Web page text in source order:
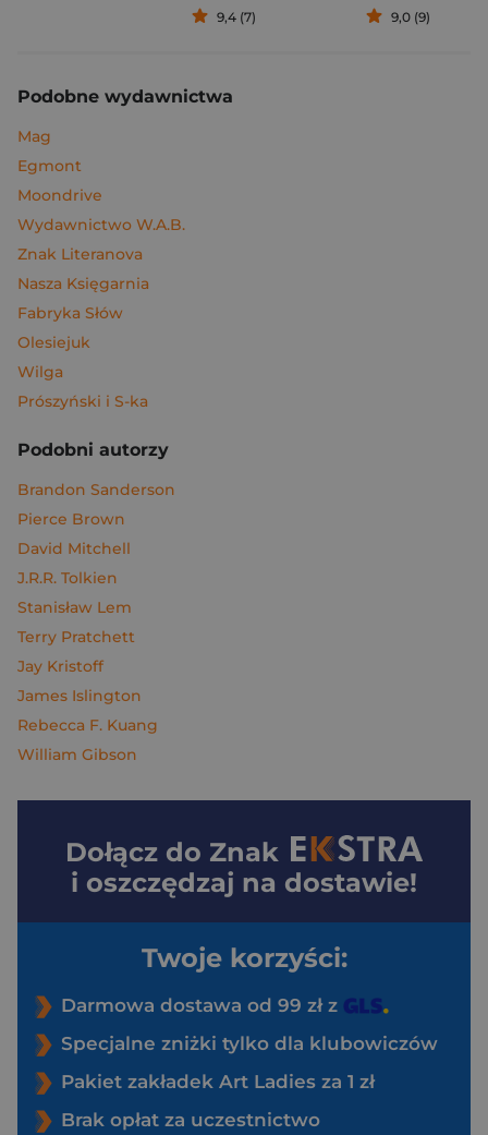
9,4 (7) 9,0 (9)
Podobne wydawnictwa
Mag
Egmont
Moondrive
Wydawnictwo W.A.B.
Znak Literanova
Nasza Księgarnia
Fabryka Słów
Olesiejuk
Wilga
Prószyński i S-ka
Podobni autorzy
Brandon Sanderson
Pierce Brown
David Mitchell
J.R.R. Tolkien
Stanisław Lem
Terry Pratchett
Jay Kristoff
James Islington
Rebecca F. Kuang
William Gibson
Dołącz do Znak
i oszczędzaj na dostawie!
Twoje korzyści:
Darmowa dostawa od 99 zł z
Specjalne zniżki tylko dla klubowiczów
Pakiet zakładek Art Ladies za 1 zł
Brak opłat za uczestnictwo